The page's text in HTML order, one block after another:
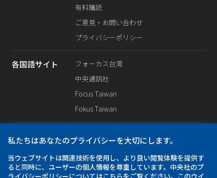
有料購読
ご意見・お問い合わせ
プライバシーポリシー
各国語サイト
フォーカス台湾
中央通訊社
Focus Taiwan
Fokus Taiwan
SNS公式
Facebook
Instagram
私たちはあなたのプライバシーを大切にします。
当ウェブサイトは関連技術を使用し、より良い閲覧体験を提供す
ると同時に、ユーザーの個人情報を尊重しています。中央社のプ
ライバシーポリシーについてはこちらをご覧ください。このウイ